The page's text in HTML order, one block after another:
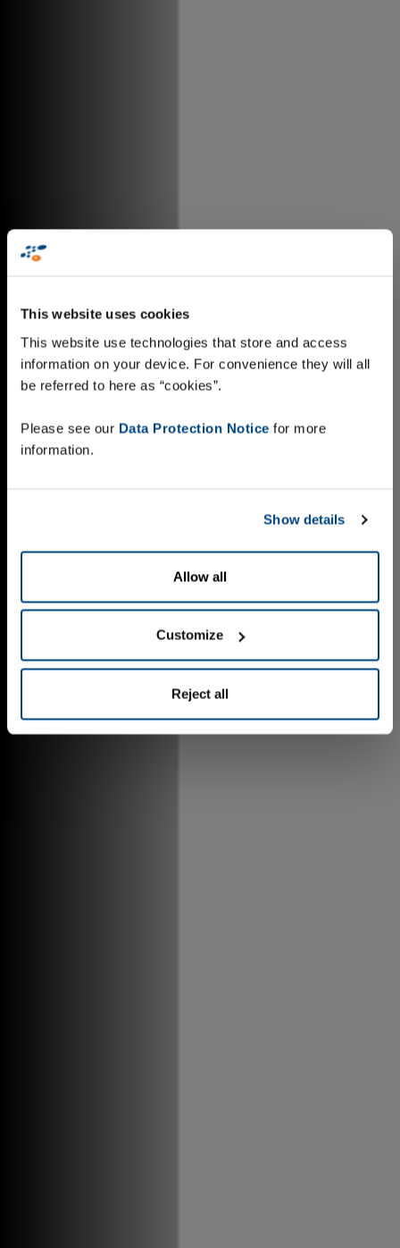
This website uses cookies
This website use technologies that store and access
information on your device. For convenience they will all
be referred to here as “cookies”.
Please see our Data Protection Notice for more
information.
Show details
Allow all
Customize
Reject all